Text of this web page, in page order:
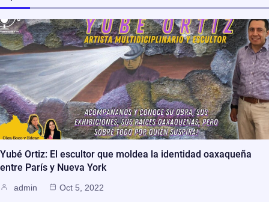
Yubé Ortiz: El escultor que moldea la identidad oaxaqueña
entre París y Nueva York
admin Oct 5, 2022